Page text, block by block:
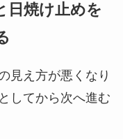
日焼け止めを
見え方が悪くなり
してから次へ進む